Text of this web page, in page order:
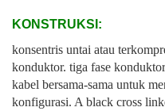
KONSTRUKSI:
konsentris untai atau
konduktor. tiga fase
kabel bersama-sama untuk
konfigurasi. A black cross